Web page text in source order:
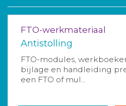
FTO-werkmateriaal
Antistolling
FTO-modules,
bijlage en handleiding
een FTO of mul...